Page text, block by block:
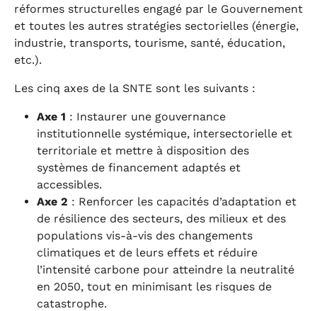
réformes structurelles engagé par le Gouvernement
et toutes les autres stratégies sectorielles (énergie,
industrie, transports, tourisme, santé, éducation,
etc.).
Les cinq axes de la SNTE sont les suivants :
Axe 1 : Instaurer une gouvernance
institutionnelle systémique, intersectorielle et
territoriale et mettre à disposition des
systèmes de financement adaptés et
accessibles.
Axe 2 : Renforcer les capacités d’adaptation et
de résilience des secteurs, des milieux et des
populations vis-à-vis des changements
climatiques et de leurs effets et réduire
l’intensité carbone pour atteindre la neutralité
en 2050, tout en minimisant les risques de
catastrophe.